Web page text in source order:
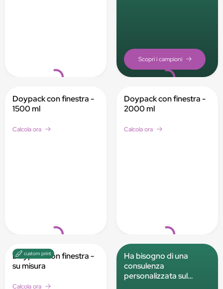
Loading... Loading...
Loading...
Doypack con finestra -
1500 ml
Calcola ora
Loading...
Doypack con finestra -
2000 ml
Calcola ora
custom print
Doypack con finestra -
su misura
Calcola ora
Ha bisogno di una
consulenza
personalizzata sul